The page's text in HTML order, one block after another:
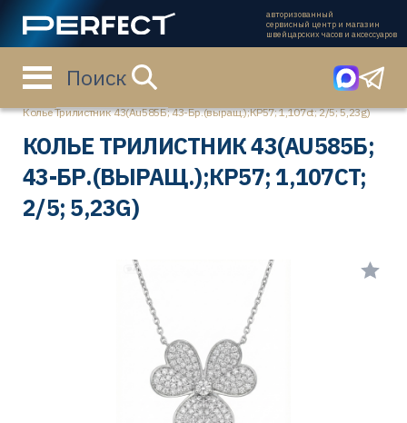
авторизованный
сервисный центр и магазин
швейцарских часов и аксессуаров
Поиск
Главная страница Каталог
Колье
Колье Трилистник 43(Au585Б; 43-Бр.(выращ.);КР57; 1,107ct; 2/5; 5,23g)
КОЛЬЕ ТРИЛИСТНИК 43(AU585Б;
43-БР.(ВЫРАЩ.);КР57; 1,107CT;
2/5; 5,23G)